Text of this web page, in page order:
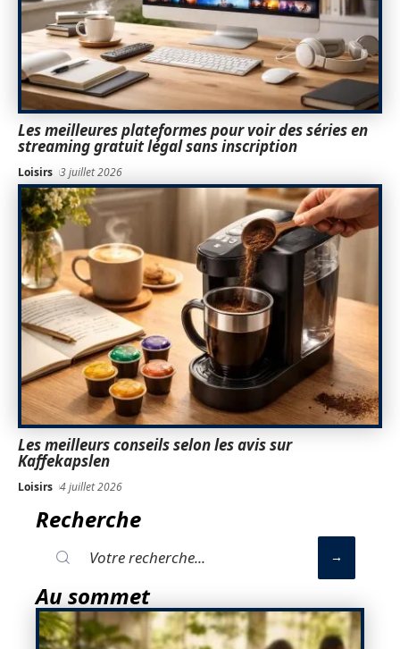
Les meilleures plateformes pour voir des séries en
streaming gratuit légal sans inscription
Loisirs 3 juillet 2026
Les meilleurs conseils selon les avis sur
Kaffekapslen
Loisirs 4 juillet 2026
Recherche
Au sommet